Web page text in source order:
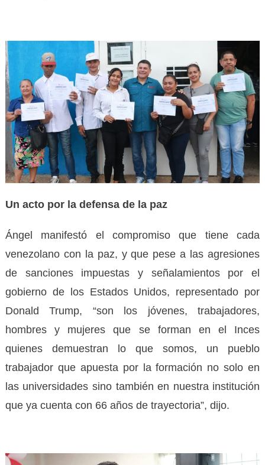
Un acto por la defensa de la paz
Ángel manifestó el compromiso que tiene cada
venezolano con la paz, y que pese a las agresiones
de sanciones impuestas y señalamientos por el
gobierno de los Estados Unidos, representado por
Donald Trump, “son los jóvenes, trabajadores,
hombres y mujeres que se forman en el Inces
quienes demuestran lo que somos, un pueblo
trabajador que apuesta por la formación no solo en
las universidades sino también en nuestra institución
que ya cuenta con 66 años de trayectoria”, dijo.